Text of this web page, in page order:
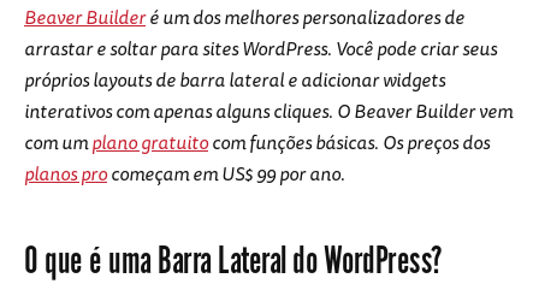
Beaver Builderé um dos melhores personalizadores de
arrastar e soltar para sites WordPress. Você pode criar seus
próprios layouts de barra lateral e adicionar widgets
interativos com apenas alguns cliques. O Beaver Builder vem
com umplano gratuitocom funções básicas. Os preços dos
planos procomeçam em US$ 99 por ano.
O que é uma Barra Lateral do WordPress?